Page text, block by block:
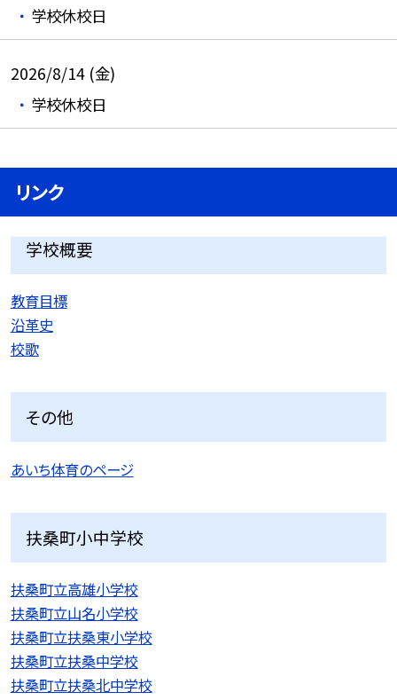
学校休校日
2026/8/14 (金)
学校休校日
リンク
学校概要
教育目標
沿革史
校歌
その他
あいち体育のページ
扶桑町小中学校
扶桑町立高雄小学校
扶桑町立山名小学校
扶桑町立扶桑東小学校
扶桑町立扶桑中学校
扶桑町立扶桑北中学校